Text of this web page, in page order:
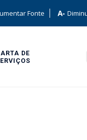
Fonte
DE